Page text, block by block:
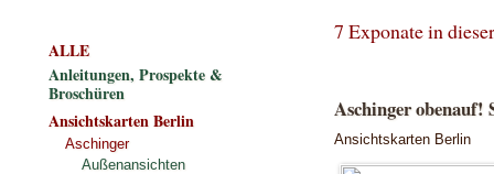
7 Exponate in
Aschinger
Ansichtskarten Berlin
ALLE
Anleitungen, Prospekte &
Broschüren
Ansichtskarten Berlin
Aschinger
Außenansichten